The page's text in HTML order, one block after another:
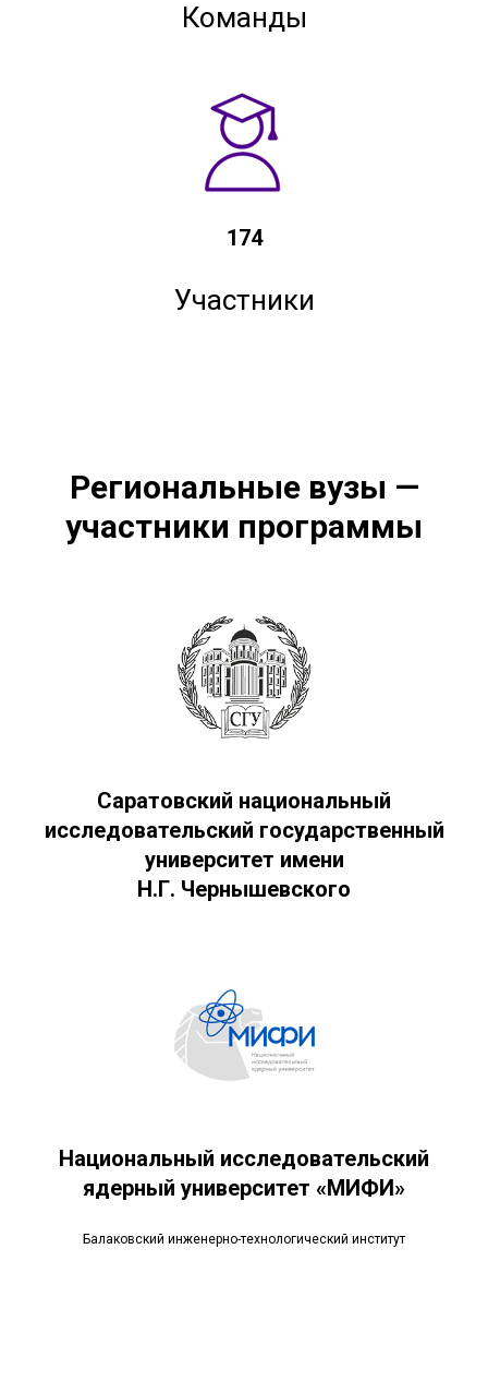
Команды
174
Участники
Региональные вузы —
участники программы
Саратовский национальный
исследовательский государственный
университет имени
Н.Г. Чернышевского
Национальный исследовательский
ядерный университет «МИФИ»
Балаковский инженерно-технологический институт